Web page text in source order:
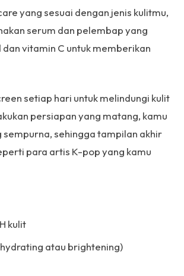
yang sesuai dengan jenis kulitmu,
serum dan pelembap yang
vitamin C untuk memberikan
setiap hari untuk melindungi kulit
persiapan yang matang, kamu
sehingga tampilan akhir
para artis K-pop yang kamu
kulit
atau brightening)